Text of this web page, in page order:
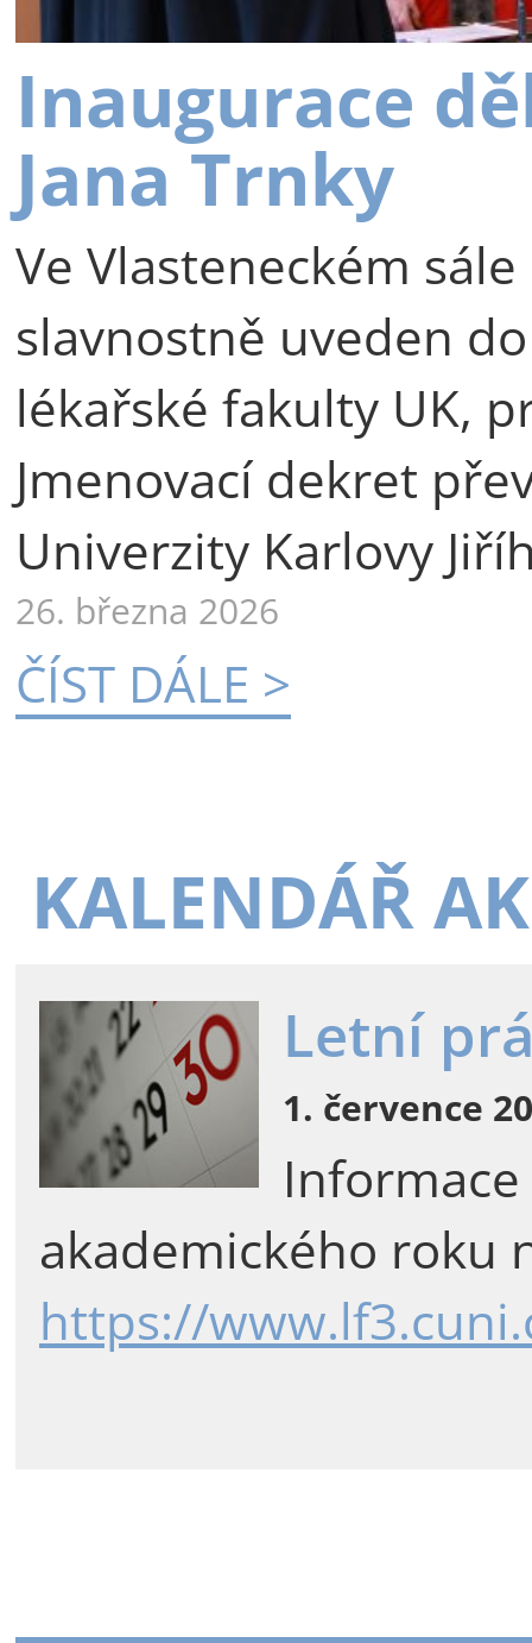
Inaugurace
Jana Trnky
Ve Vlasteneckém
slavnostně uveden
lékařské fakulty UK,
Jmenovací dekret
Univerzity Karlovy
26. března 2026
ČÍST DÁLE >
KALENDÁŘ
Letní
1. července
akademického roku
https://